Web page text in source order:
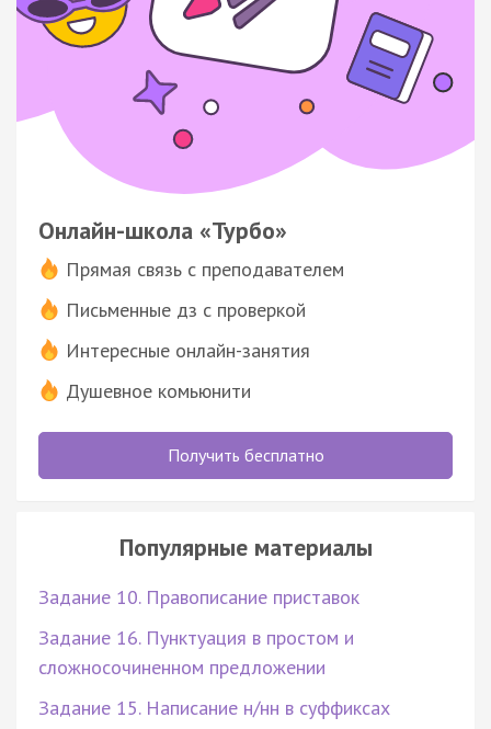
Онлайн-школа «Турбо»
Прямая связь с преподавателем
Письменные дз с проверкой
Интересные онлайн-занятия
Душевное комьюнити
Получить бесплатно
Популярные материалы
Задание 10. Правописание приставок
Задание 16. Пунктуация в простом и
сложносочиненном предложении
Задание 15. Написание н/нн в суффиксах